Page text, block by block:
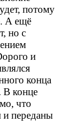
потому
А ещё
но с
и
конца
В конце
что
и переданы